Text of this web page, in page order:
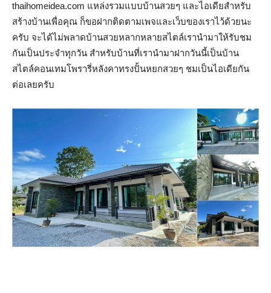
thaihomeidea.com แหล่งรวมแบบบ้านสวยๆ และไอเดียสำหรับ
สร้างบ้านเพื่อคุณ ก็ขอฝากติดตามเพจและเว็บของเราไว้ด้วยนะ
ครับ จะได้ไม่พลาดบ้านสวยหลากหลายสไตล์เรานำมาให้รับชม
กันเป็นประจำทุกวัน สำหรับบ้านที่เรานำมาฝากวันนี้เป็นบ้าน
สไตล์คอนเทมโพรารี่หลังคาทรงปั้นหยกสวยๆ ชมเป็นไอเดียกัน
ต่อเลยครับ